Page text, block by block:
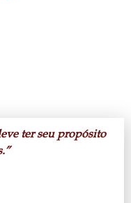
ter seu propósito